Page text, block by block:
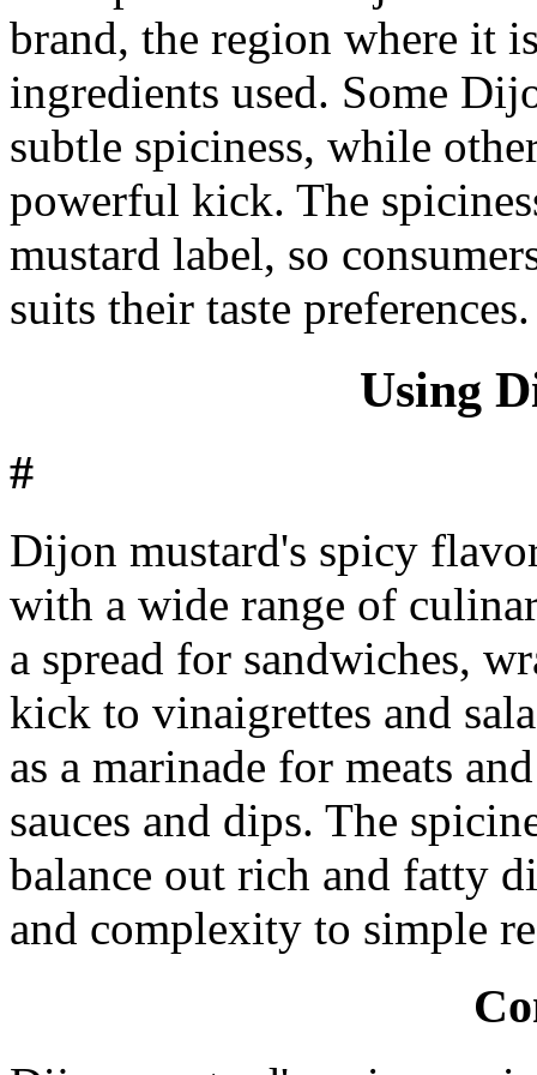
brand, the region where it
ingredients used. Some
subtle spiciness, while
powerful kick. The
mustard label, so
suits their taste preferences.
Using
#
Dijon mustard's spicy
with a wide range of
a spread for sandwiches,
kick to vinaigrettes and
as a marinade for meats
sauces and dips. The
balance out rich and fatty
and complexity to simple